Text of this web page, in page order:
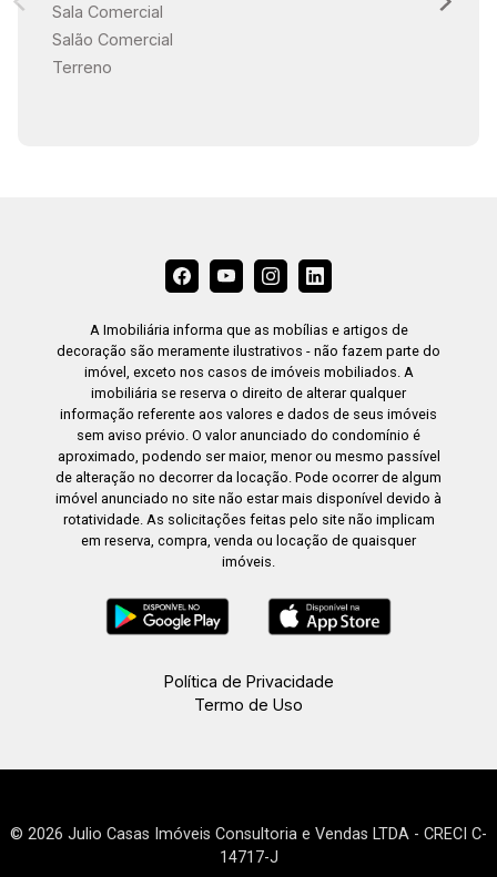
Sala Comercial
Salão Comercial
Terreno
A Imobiliária informa que as mobílias e artigos de
decoração são meramente ilustrativos - não fazem parte do
imóvel, exceto nos casos de imóveis mobiliados. A
imobiliária se reserva o direito de alterar qualquer
informação referente aos valores e dados de seus imóveis
sem aviso prévio. O valor anunciado do condomínio é
aproximado, podendo ser maior, menor ou mesmo passível
de alteração no decorrer da locação. Pode ocorrer de algum
imóvel anunciado no site não estar mais disponível devido à
rotatividade. As solicitações feitas pelo site não implicam
em reserva, compra, venda ou locação de quaisquer
imóveis.
Política de Privacidade
Termo de Uso
© 2026 Julio Casas Imóveis Consultoria e Vendas LTDA - CRECI C-
14717-J